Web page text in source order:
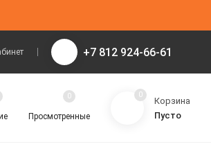
+7 812 924-66-61
Просмотренные
0 0
Корзина
Пусто